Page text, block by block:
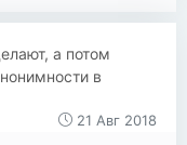
а потом
в
21 Авг 2018